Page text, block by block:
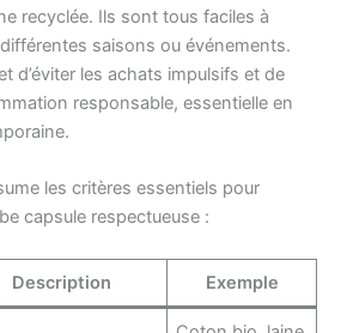
recyclée. Ils sont tous faciles à
saisons ou événements.
d’éviter les achats impulsifs et de
responsable, essentielle en
les critères essentiels pour
capsule respectueuse :
Description Exemple